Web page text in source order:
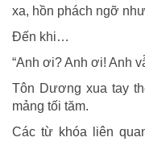
xa, hồn phách ngỡ
Đến khi…
“Anh ơi? Anh ơi! Anh
Tôn Dương xua tay
mảng tối tăm.
Các từ khóa liên